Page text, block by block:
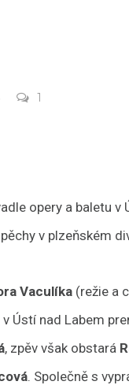
1
opery a baletu
v plzeňském
Vaculíka (režie a
Ústí nad Labem
, zpěv však obstará
. Společně s